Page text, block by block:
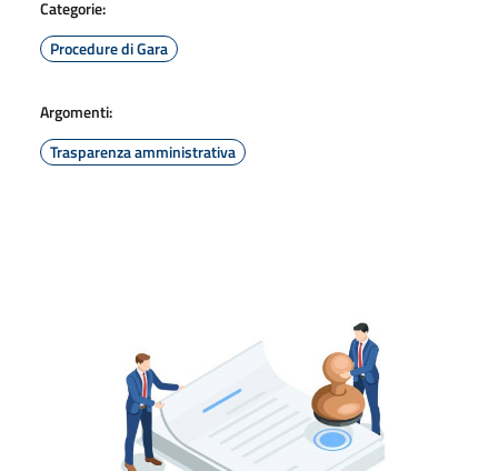
Categorie:
Procedure di Gara
Argomenti:
Trasparenza amministrativa